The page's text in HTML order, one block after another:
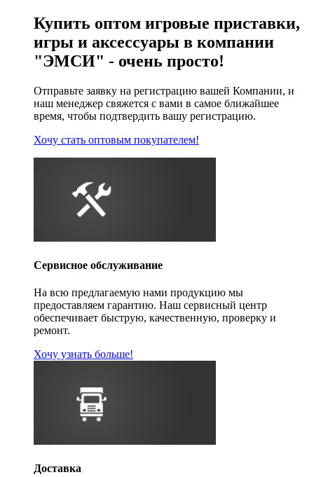
Купить оптом игровые приставки,
игры и аксессуары в компании
"ЭМСИ" - очень просто!
Отправьте заявку на регистрацию вашей Компании, и
наш менеджер свяжется с вами в самое ближайшее
время, чтобы подтвердить вашу регистрацию.
Хочу стать оптовым покупателем!
Сервисное обслуживание
На всю предлагаемую нами продукцию мы
предоставляем гарантию. Наш сервисный центр
обеспечивает быструю, качественную, проверку и
ремонт.
Хочу узнать больше!
Доставка